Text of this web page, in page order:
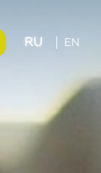
RU EN